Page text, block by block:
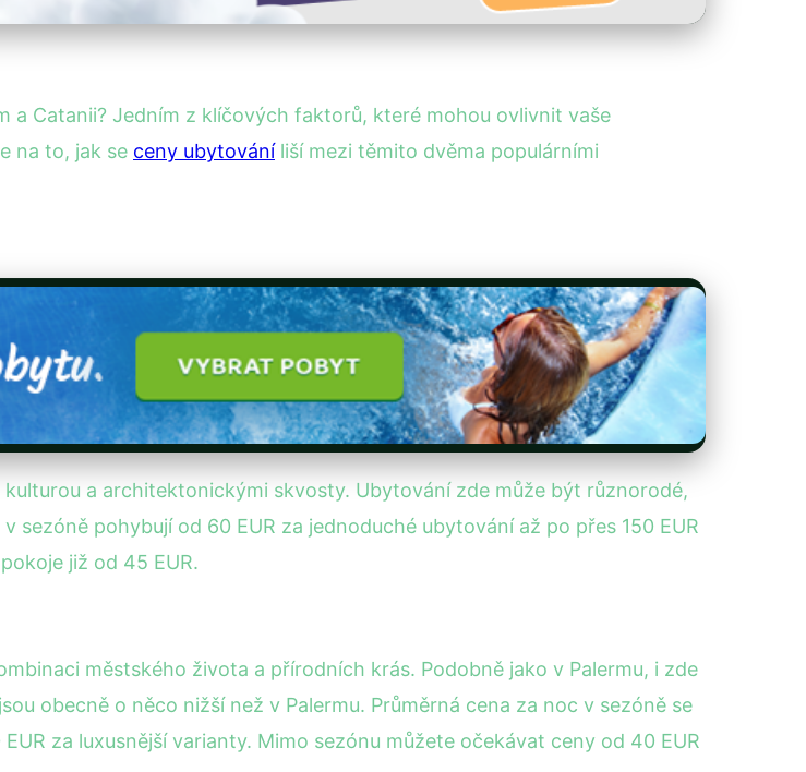
a Catanii? Jedním z klíčových faktorů, které mohou ovlivnit vaše
na to, jak se ceny ubytováníliší mezi těmito dvěma populárními
a architektonickými skvosty. Ubytování zde může být různorodé,
sezóně pohybují od 60 EUR za jednoduché ubytování až po přes 150 EUR
již od 45 EUR.
městského života a přírodních krás. Podobně jako v Palermu, i zde
obecně o něco nižší než v Palermu. Průměrná cena za noc v sezóně se
za luxusnější varianty. Mimo sezónu můžete očekávat ceny od 40 EUR